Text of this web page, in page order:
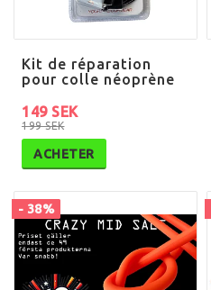
Kit de réparation
pour colle néoprène
199 SEK
149 SEK
ACHETER
- 38%